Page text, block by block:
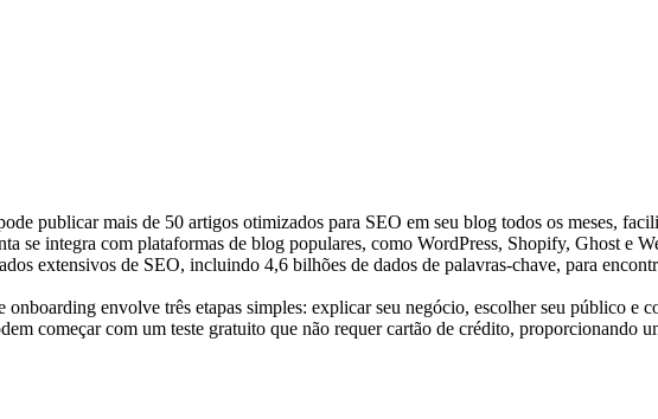
publicar mais de 50 artigos otimizados para SEO em seu blog todos os meses,
se integra com plataformas de blog populares, como WordPress, Shopify, Ghost e
extensivos de SEO, incluindo 4,6 bilhões de dados de palavras-chave, para
onboarding envolve três etapas simples: explicar seu negócio, escolher seu público e
começar com um teste gratuito que não requer cartão de crédito, proporcionando